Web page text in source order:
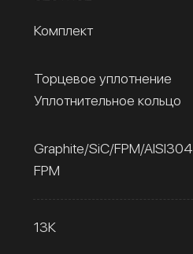
Комплект
Торцевое уплотнение
Уплотнительное кольцо
Graphite/SiC/FPM/AISI304
FPM
13К